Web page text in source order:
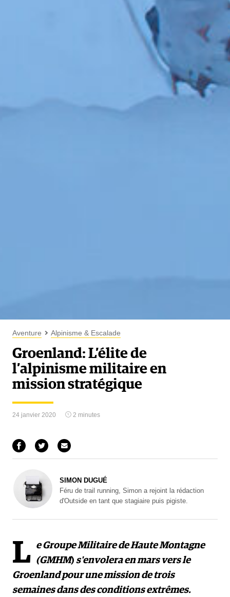
Aventure Alpinisme & Escalade
Groenland: L’élite de
l’alpinisme militaire en
mission stratégique
24 janvier 2020 2 minutes
SIMON DUGUÉ
Féru de trail running, Simon a rejoint la rédaction
d'Outside en tant que stagiaire puis pigiste.
L e Groupe Militaire de Haute Montagne
(GMHM) s'envolera en mars vers le
Groenland pour une mission de trois
semaines dans des conditions extrêmes.